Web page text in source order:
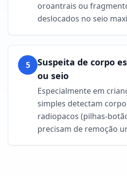
oroantrais ou
deslocados no seio
5
Suspeita de corpo
ou seio
Especialmente em
simples detectam
radiopacos (pilhas-
precisam de remoção